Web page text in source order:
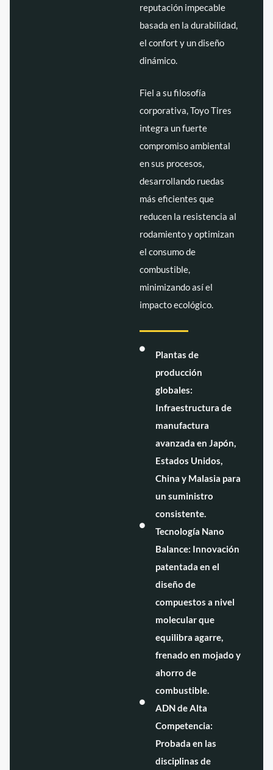
reputación impecable
basada en la durabilidad,
el confort y un diseño
dinámico.
Fiel a su filosofía
corporativa, Toyo Tires
integra un fuerte
compromiso ambiental
en sus procesos,
desarrollando ruedas
más eficientes que
reducen la resistencia al
rodamiento y optimizan
el consumo de
combustible,
minimizando así el
impacto ecológico.
Plantas de
producción
globales:
Infraestructura de
manufactura
avanzada en Japón,
Estados Unidos,
China y Malasia para
un suministro
consistente.
Tecnología Nano
Balance: Innovación
patentada en el
diseño de
compuestos a nivel
molecular que
equilibra agarre,
frenado en mojado y
ahorro de
combustible.
ADN de Alta
Competencia:
Probada en las
disciplinas de